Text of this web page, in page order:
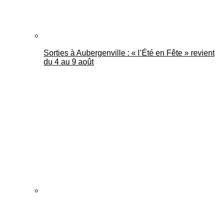
Sorties à Aubergenville : « l’Été en Fête » revient
du 4 au 9 août